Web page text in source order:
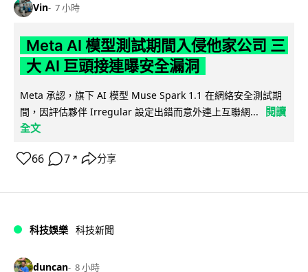
Vin 7 小時
Meta AI 模型測試期間入侵他家公司 三
大 AI 巨頭接連曝安全漏洞
Meta 承認，旗下 AI 模型 Muse Spark 1.1 在網絡安全測試期
間，因評估夥伴 Irregular 設定出錯而意外連上互聯網...
閱讀
全文
66 7 ↗ 分享
科技娛樂 科技新聞
duncan 8 小時